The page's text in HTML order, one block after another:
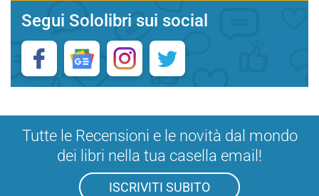
Segui Sololibri sui social
Tutte le Recensioni e le novità dal mondo
dei libri nella tua casella email!
ISCRIVITI SUBITO